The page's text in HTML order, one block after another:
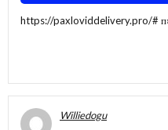
https://paxloviddelivery.pro/#
Williedogu